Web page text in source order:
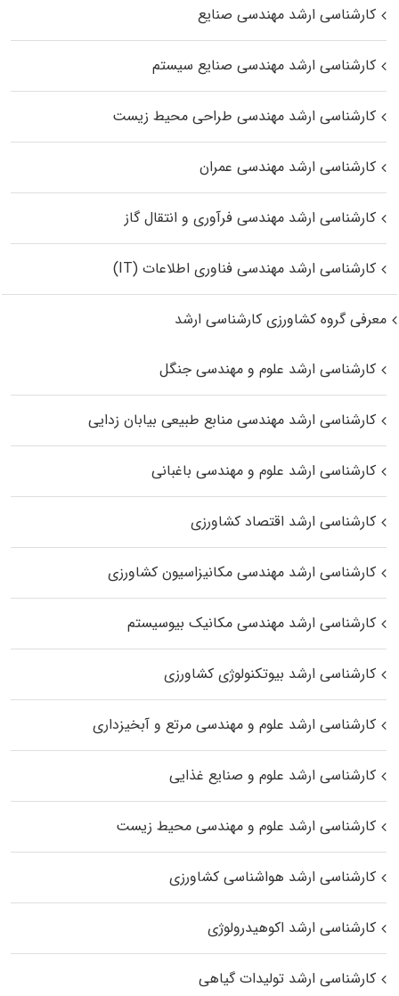
کارشناسی ارشد مهندسی صنایع
کارشناسی ارشد مهندسی صنایع سیستم
کارشناسی ارشد مهندسی طراحی محیط زیست
کارشناسی ارشد مهندسی عمران
کارشناسی ارشد مهندسی فرآوری و انتقال گاز
کارشناسی ارشد مهندسی فناوری اطلاعات (IT)
معرفی گروه کشاورزی کارشناسی ارشد
کارشناسی ارشد علوم و مهندسی جنگل
کارشناسی ارشد مهندسی منابع طبیعی بیابان زدایی
کارشناسی ارشد علوم و مهندسی باغبانی
کارشناسی ارشد اقتصاد کشاورزی
کارشناسی ارشد مهندسی مکانیزاسیون کشاورزی
کارشناسی ارشد مهندسی مکانیک بیوسیستم
کارشناسی ارشد بیوتکنولوژی کشاورزی
کارشناسی ارشد علوم و مهندسی مرتع و آبخیزداری
کارشناسی ارشد علوم و صنایع غذایی
کارشناسی ارشد علوم و مهندسی محیط زیست
کارشناسی ارشد هواشناسی کشاورزی
کارشناسی ارشد اکوهیدرولوژی
کارشناسی ارشد تولیدات گیاهی